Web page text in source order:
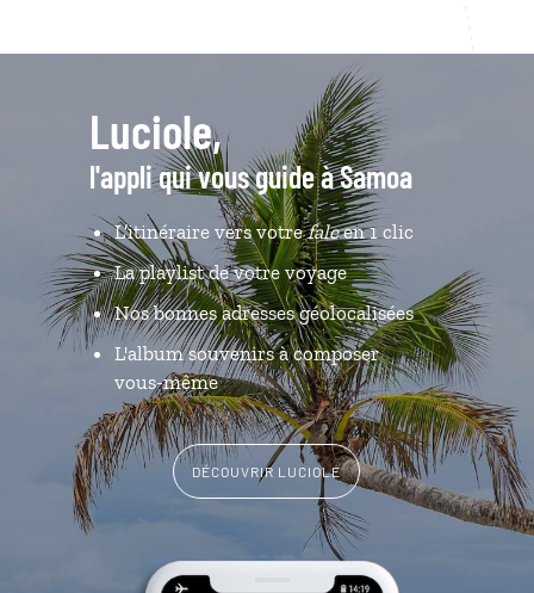
Luciole,
l'appli qui vous guide à Samoa
L’itinéraire vers votrefaleen 1 clic
La playlist de votre voyage
Nos bonnes adresses géolocalisées
L'album souvenirs à composer
vous-même
DÉCOUVRIR LUCIOLE